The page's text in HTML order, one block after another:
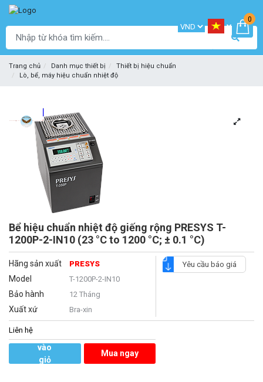
0
Trang chủ Danh mục thiết bị
Thiết bị hiệu chuẩn
Lò, bể, máy hiệu chuẩn nhiệt độ
Bể hiệu chuẩn nhiệt độ giếng rộng PRESYS T-
1200P-2-IN10 (23 °C to 1200 °C; ± 0.1 °C)
Hãng sản xuất PRESYS
Model T-1200P-2-IN10
Bảo hành 12 Tháng
Xuất xứ Bra-xin
Yêu cầu báo giá
Liên hệ
vào
giỏ
Mua ngay